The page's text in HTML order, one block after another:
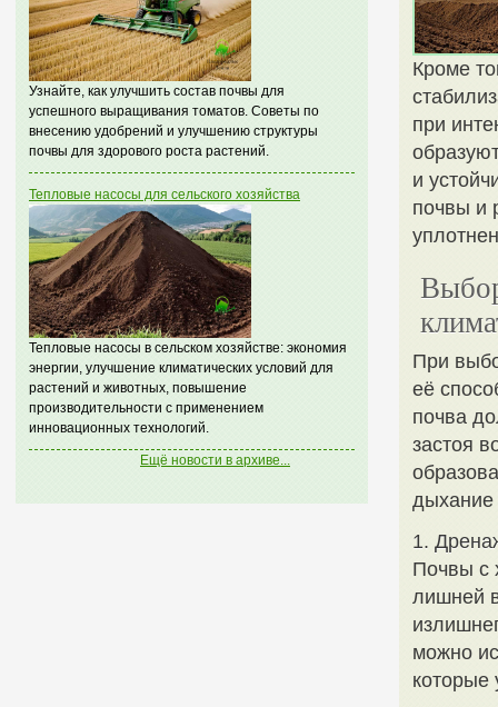
Узнайте, как улучшить состав почвы для
успешного выращивания томатов. Советы по
внесению удобрений и улучшению структуры
почвы для здорового роста растений.
Тепловые насосы для сельского хозяйства
Тепловые насосы в сельском хозяйстве: экономия
энергии, улучшение климатических условий для
растений и животных, повышение
производительности с применением
инновационных технологий.
Ещё новости в архиве...
Кроме
при
и
почвы и
При
её
почва
застоя
дыхание
1.
Почвы с
лишней
можно
которые